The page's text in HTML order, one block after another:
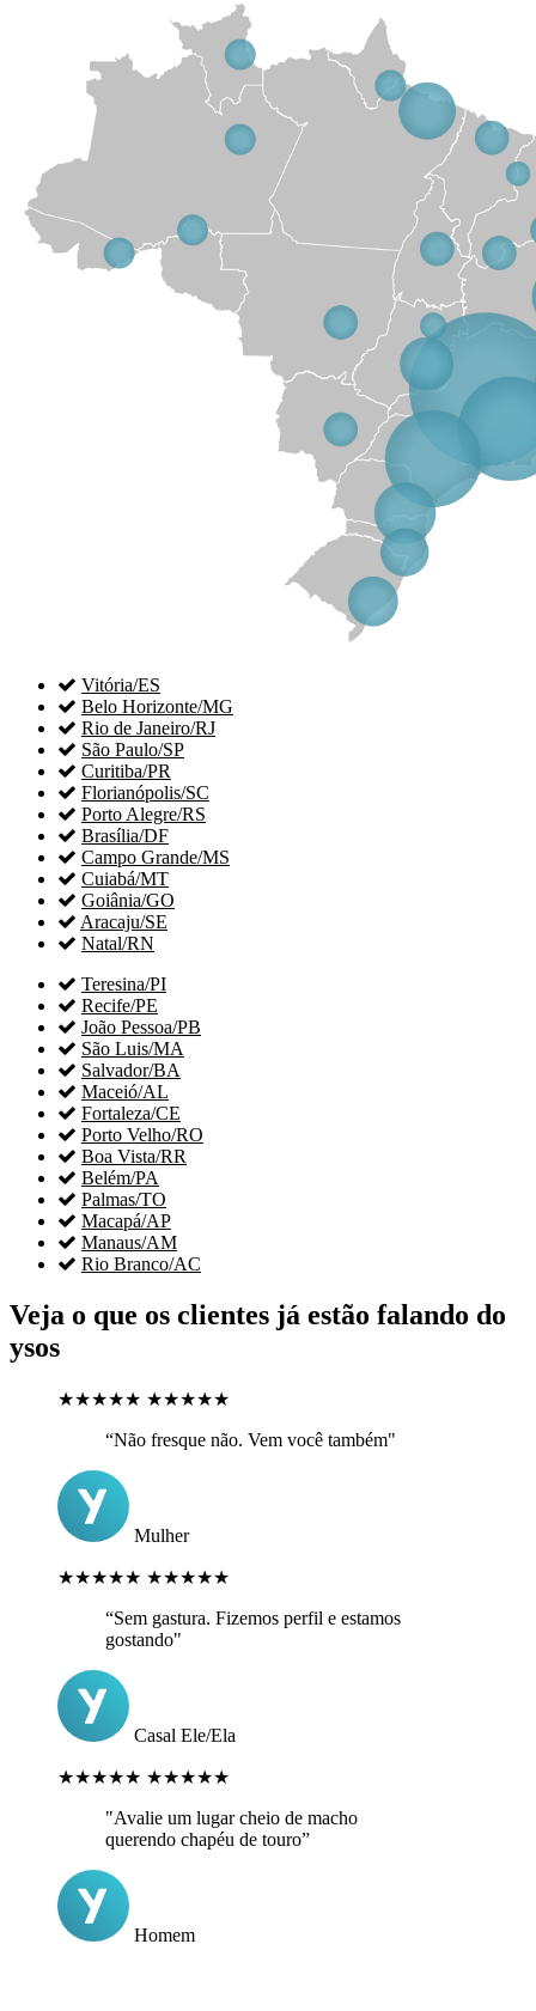
 Vitória/ES
 Belo Horizonte/MG
 Rio de Janeiro/RJ
 São Paulo/SP
 Curitiba/PR
 Florianópolis/SC
 Porto Alegre/RS
 Brasília/DF
 Campo Grande/MS
 Cuiabá/MT
 Goiânia/GO
 Aracaju/SE
 Natal/RN
 Teresina/PI
 Recife/PE
 João Pessoa/PB
 São Luis/MA
 Salvador/BA
 Maceió/AL
 Fortaleza/CE
 Porto Velho/RO
 Boa Vista/RR
 Belém/PA
 Palmas/TO
 Macapá/AP
 Manaus/AM
 Rio Branco/AC
Veja o que os clientes já estão falando do
ysos
★★★★★ ★★★★★
“Não fresque não. Vem você também"
Mulher
★★★★★ ★★★★★
“Sem gastura. Fizemos perfil e estamos
gostando"
Casal Ele/Ela
★★★★★ ★★★★★
"Avalie um lugar cheio de macho
querendo chapéu de touro”
Homem